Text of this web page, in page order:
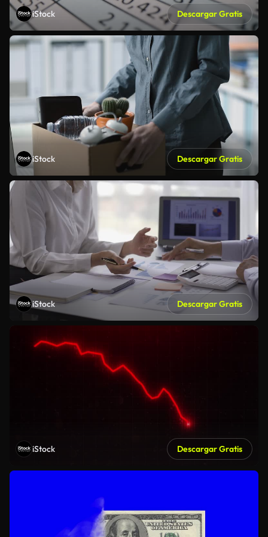
iStock Descargar Gratis
iStock Descargar Gratis
iStock Descargar Gratis
iStock Descargar Gratis